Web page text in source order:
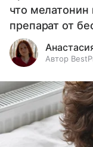
что мелатонин
препарат от
Автор